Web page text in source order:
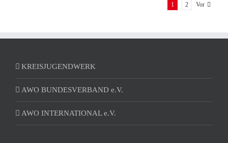
1 2 Vor
KREISJUGENDWERK
AWO BUNDESVERBAND e.V.
AWO INTERNATIONAL e.V.